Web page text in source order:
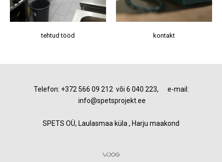
tehtud tööd kontakt
Telefon: +372 566 09 212 või 6 040 223, e-mail:
info@spetsprojekt.ee
SPETS OÜ, Laulasmaa küla , Harju maakond